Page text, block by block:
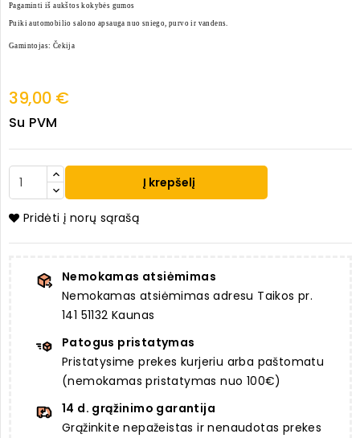
Pagaminti iš aukštos kokybės gumos
Puiki automobilio salono apsauga nuo sniego, purvo ir vandens.
Gamintojas: Čekija
39,00 €
Su PVM
Į krepšelį
Pridėti į norų sąrašą
Nemokamas atsiėmimas
Nemokamas atsiėmimas adresu Taikos pr.
141 51132 Kaunas
Patogus pristatymas
Pristatysime prekes kurjeriu arba paštomatu
(nemokamas pristatymas nuo 100€)
14 d. grąžinimo garantija
Grąžinkite nepažeistas ir nenaudotas prekes